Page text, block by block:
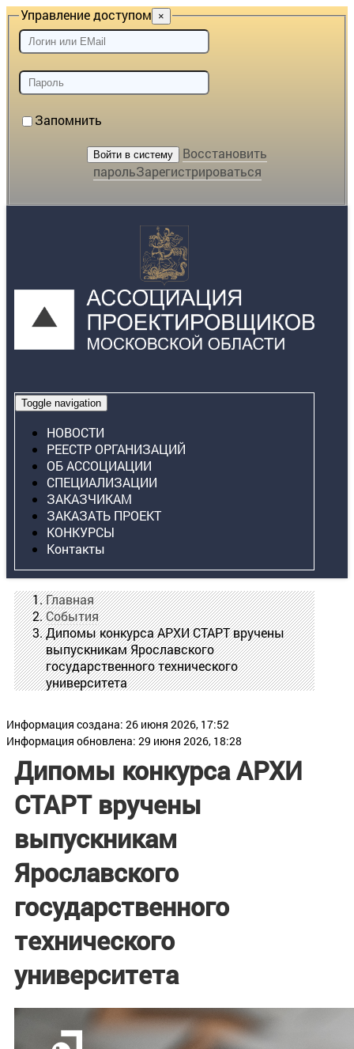
Управление доступом ×
Запомнить
Восстановить
парольЗарегистрироваться
Toggle navigation
НОВОСТИ
РЕЕСТР ОРГАНИЗАЦИЙ
ОБ АССОЦИАЦИИ
СПЕЦИАЛИЗАЦИИ
ЗАКАЗЧИКАМ
ЗАКАЗАТЬ ПРОЕКТ
КОНКУРСЫ
Контакты
Главная
События
Дипомы конкурса АРХИ СТАРТ вручены
выпускникам Ярославского
государственного технического
университета
Информация создана: 26 июня 2026, 17:52
Информация обновлена: 29 июня 2026, 18:28
Дипомы конкурса АРХИ
СТАРТ вручены
выпускникам
Ярославского
государственного
технического
университета